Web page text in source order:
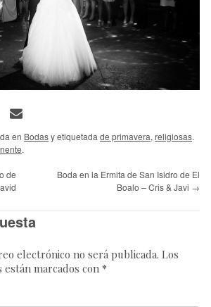
en Bodasy etiquetada de primavera, religiosas.
.
de
Boda en la Ermita de San Isidro de El
Boalo – Cris & Javi →
electrónico no será publicada. Los
marcados con *